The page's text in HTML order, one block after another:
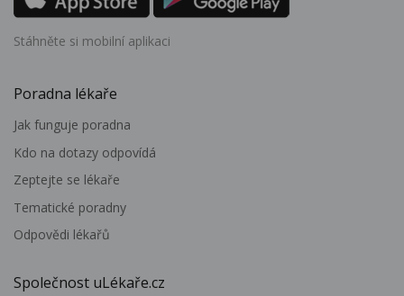
Stáhněte si mobilní aplikaci
Poradna lékaře
Jak funguje poradna
Kdo na dotazy odpovídá
Zeptejte se lékaře
Tematické poradny
Odpovědi lékařů
Společnost uLékaře.cz